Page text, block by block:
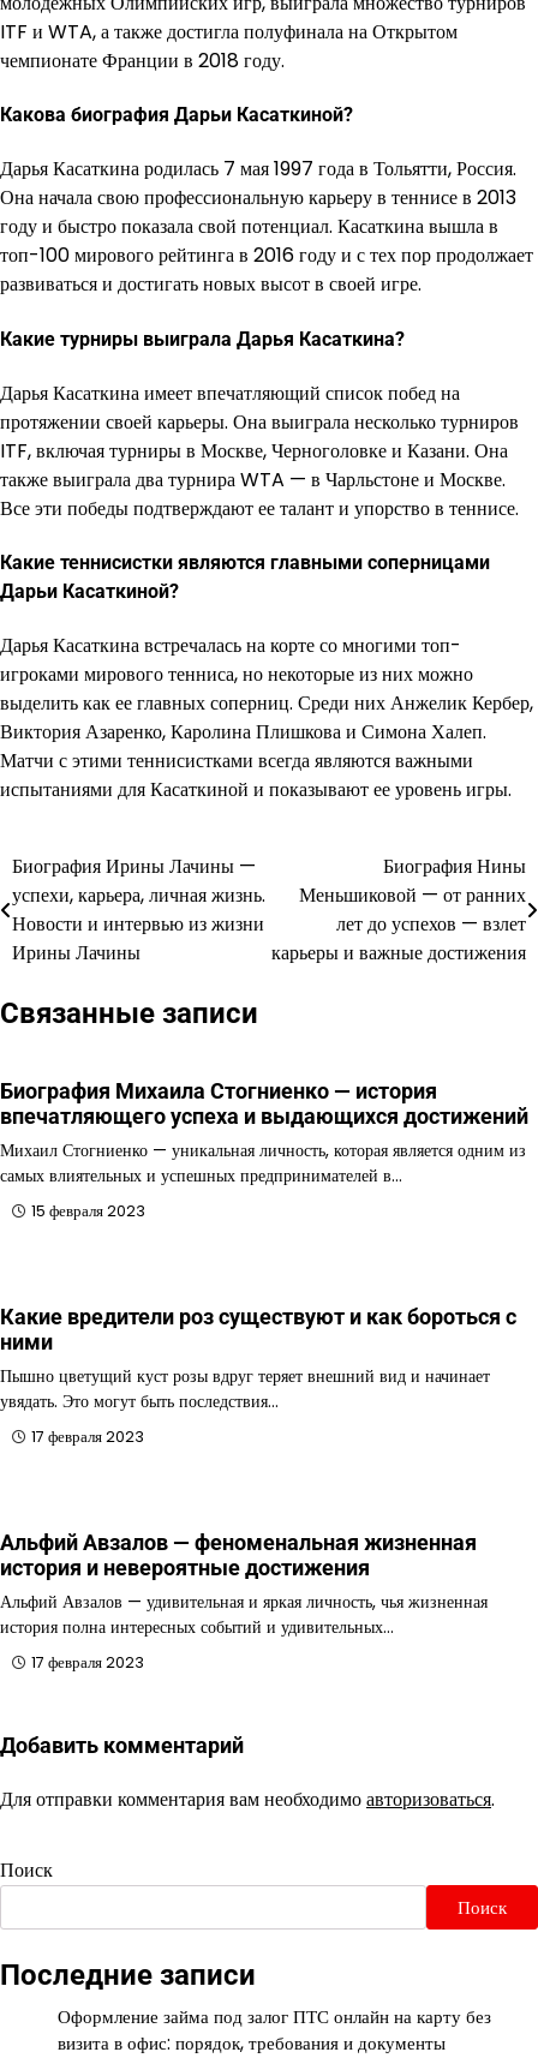
ITF и WTA, а также достигла полуфинала на Открытом
чемпионате Франции в 2018 году.
Какова биография Дарьи Касаткиной?
Дарья Касаткина родилась 7 мая 1997 года в Тольятти, Россия.
Она начала свою профессиональную карьеру в теннисе в 2013
году и быстро показала свой потенциал. Касаткина вышла в
топ-100 мирового рейтинга в 2016 году и с тех пор продолжает
развиваться и достигать новых высот в своей игре.
Какие турниры выиграла Дарья Касаткина?
Дарья Касаткина имеет впечатляющий список побед на
протяжении своей карьеры. Она выиграла несколько турниров
ITF, включая турниры в Москве, Черноголовке и Казани. Она
также выиграла два турнира WTA — в Чарльстоне и Москве.
Все эти победы подтверждают ее талант и упорство в теннисе.
Какие теннисистки являются главными соперницами
Дарьи Касаткиной?
Дарья Касаткина встречалась на корте со многими топ-
игроками мирового тенниса, но некоторые из них можно
выделить как ее главных соперниц. Среди них Анжелик Кербер,
Виктория Азаренко, Каролина Плишкова и Симона Халеп.
Матчи с этими теннисистками всегда являются важными
испытаниями для Касаткиной и показывают ее уровень игры.
Навигация
по
записям
Биография Ирины Лачины —
успехи, карьера, личная жизнь.
Новости и интервью из жизни
Ирины Лачины
Биография Нины
Меньшиковой — от ранних
лет до успехов — взлет
карьеры и важные достижения
Связанные записи
Биография Михаила Стогниенко — история
впечатляющего успеха и выдающихся достижений
Михаил Стогниенко — уникальная личность, которая является одним из
самых влиятельных и успешных предпринимателей в…
15 февраля 2023
Какие вредители роз существуют и как бороться с
ними
Пышно цветущий куст розы вдруг теряет внешний вид и начинает
увядать. Это могут быть последствия…
17 февраля 2023
Альфий Авзалов — феноменальная жизненная
история и невероятные достижения
Альфий Авзалов — удивительная и яркая личность, чья жизненная
история полна интересных событий и удивительных…
17 февраля 2023
Добавить комментарий
Для отправки комментария вам необходимоавторизоваться.
Поиск
Поиск
Последние записи
Оформление займа под залог ПТС онлайн на карту без
визита в офис: порядок, требования и документы